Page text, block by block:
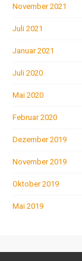
November 2021
Juli 2021
Januar 2021
Juli 2020
Mai 2020
Februar 2020
Dezember 2019
November 2019
Oktober 2019
Mai 2019